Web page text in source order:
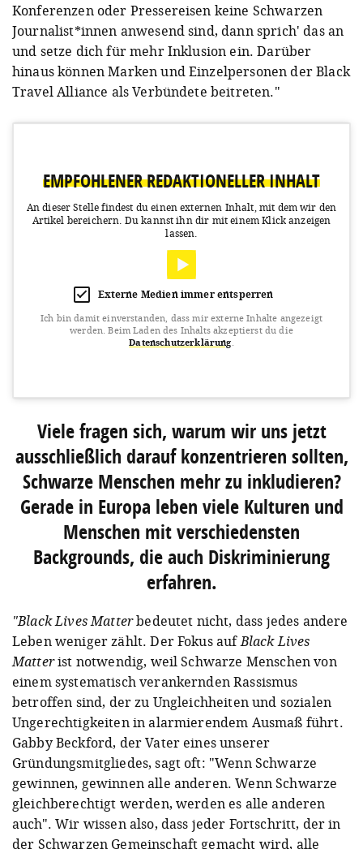
Konferenzen oder Pressereisen keine Schwarzen
Journalist*innen anwesend sind, dann sprich' das an
und setze dich für mehr Inklusion ein. Darüber
hinaus können Marken und Einzelpersonen der Black
Travel Alliance als Verbündete beitreten."
EMPFOHLENER REDAKTIONELLER INHALT
An dieser Stelle findest du einen externen Inhalt, mit dem wir den
Artikel bereichern. Du kannst ihn dir mit einem Klick anzeigen
lassen.
Externe Medien immer entsperren
Ich bin damit einverstanden, dass mir externe Inhalte angezeigt
werden. Beim Laden des Inhalts akzeptierst du die
Datenschutzerklärung
A post shared by Oneika Raymond🇨🇦🇯🇲 (@oneikatraveller)
Viele fragen sich, warum wir uns jetzt
ausschließlich darauf konzentrieren sollten,
Schwarze Menschen mehr zu inkludieren?
Gerade in Europa leben viele Kulturen und
Menschen mit verschiedensten
Backgrounds, die auch Diskriminierung
erfahren.
"Black Lives Matterbedeutet nicht, dass jedes andere
Leben weniger zählt. Der Fokus aufBlack Lives
Matterist notwendig, weil Schwarze Menschen von
einem systematisch verankernden Rassismus
betroffen sind, der zu Ungleichheiten und sozialen
Ungerechtigkeiten in alarmierendem Ausmaß führt.
Gabby Beckford, der Vater eines unserer
Gründungsmitgliedes, sagt oft: "Wenn Schwarze
gewinnen, gewinnen alle anderen. Wenn Schwarze
gleichberechtigt werden, werden es alle anderen
auch". Wir wissen also, dass jeder Fortschritt, der in
der Schwarzen Gemeinschaft gemacht wird, alle